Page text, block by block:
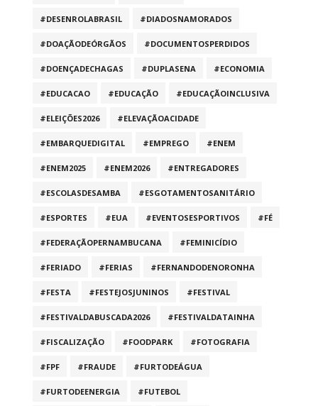
#DESENROLABRASIL #DIADOSNAMORADOS
#DOAÇÃODEÓRGÃOS #DOCUMENTOSPERDIDOS
#DOENÇADECHAGAS #DUPLASENA #ECONOMIA
#EDUCACAO #EDUCAÇÃO #EDUCAÇÃOINCLUSIVA
#ELEIÇÕES2026 #ELEVAÇÃOACIDADE
#EMBARQUEDIGITAL #EMPREGO #ENEM
#ENEM2025 #ENEM2026 #ENTREGADORES
#ESCOLASDESAMBA #ESGOTAMENTOSANITÁRIO
#ESPORTES #EUA #EVENTOSESPORTIVOS #FÉ
#FEDERAÇÃOPERNAMBUCANA #FEMINICÍDIO
#FERIADO #FERIAS #FERNANDODENORONHA
#FESTA #FESTEJOSJUNINOS #FESTIVAL
#FESTIVALDABUSCADA2026 #FESTIVALDATAINHA
#FISCALIZAÇÃO #FOODPARK #FOTOGRAFIA
#FPF #FRAUDE #FURTODEÁGUA
#FURTODEENERGIA #FUTEBOL